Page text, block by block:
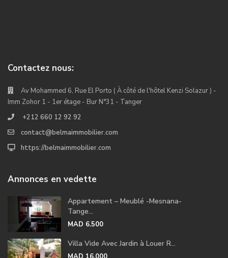
Contactez nous:
Av Mohammed 6, Rue El Porto ( À côté de l'hôtel Kenzi Solazur ) -
Imm Zohor 1 - 1er étage - Bur N°31 - Tanger
+212 660 12 92 92
contact@belmaimmobilier.com
https://belmaimmobilier.com
Annonces en vedette
Appartement – Meublé -Mesnana-
Tange...
MAD 6.500
Villa Vide Avec Jardin à Louer R...